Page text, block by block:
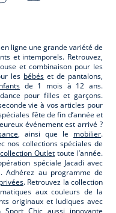
ligne une grande variété de
et intemporels. Retrouvez,
et combinaison pour les
les bébés et de pantalons,
de 1 mois à 12 ans.
pour filles et garçons.
vie à vos articles pour
fête de fin d’année et
événement est arrivé ?
, ainsi que le mobilier.
nos collections spéciales de
collection Outlet toute l’année.
spéciale Jacadi avec
Adhérez au programme de
. Retrouvez la collection
aux couleurs de la
originaux et ludiques avec
Sport Chicaussi innovante